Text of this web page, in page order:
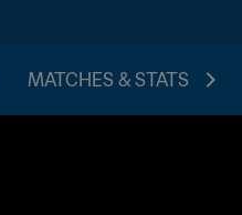
MATCHES & STATS